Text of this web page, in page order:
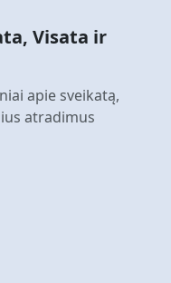
Visata ir
apie sveikatą,
atradimus